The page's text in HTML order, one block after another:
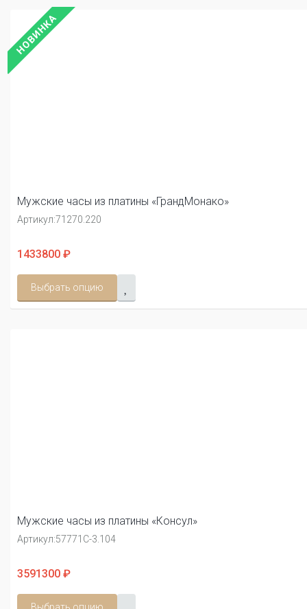
НОВИНКА
Мужские часы из платины «ГрандМонако»
Артикул:71270.220
1433800 ₽
Выбрать опцию
Мужские часы из платины «Консул»
Артикул:57771С-3.104
3591300 ₽